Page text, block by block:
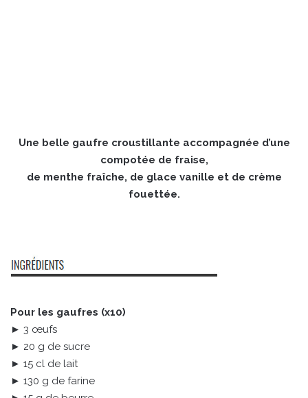
Une belle gaufre croustillante accompagnée d’une
compotée de fraise,
de menthe fraîche, de glace vanille et de crème
fouettée.
Pour les gaufres (x10)
► 3 œufs
► 20 g de sucre
► 15 cl de lait
► 130 g de farine